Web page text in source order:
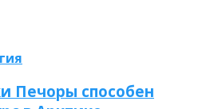
Печоры способен